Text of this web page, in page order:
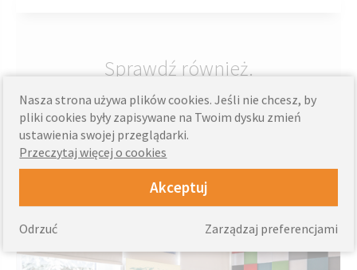
Sprawdź również.
Stylowe rolety materiałowe knall
Nasza strona używa plików cookies. Jeśli nie chcesz, by
pliki cookies były zapisywane na Twoim dysku zmień
ustawienia swojej przeglądarki.
Przeczytaj więcej o cookies
Akceptuj
Zarządzaj preferencjami
Odrzuć